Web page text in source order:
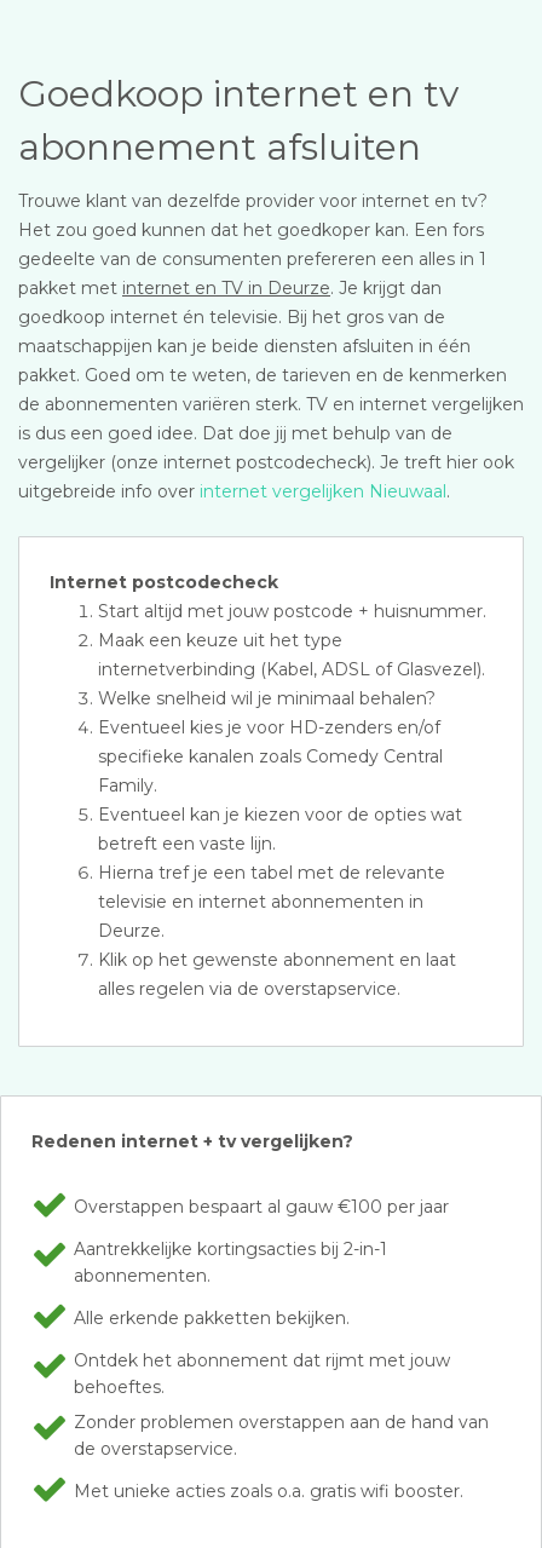
Goedkoop internet en tv
abonnement afsluiten
Trouwe klant van dezelfde provider voor internet en tv?
Het zou goed kunnen dat het goedkoper kan. Een fors
gedeelte van de consumenten prefereren een alles in 1
pakket met internet en TV in Deurze. Je krijgt dan
goedkoop internet én televisie. Bij het gros van de
maatschappijen kan je beide diensten afsluiten in één
pakket. Goed om te weten, de tarieven en de kenmerken
de abonnementen variëren sterk. TV en internet vergelijken
is dus een goed idee. Dat doe jij met behulp van de
vergelijker (onze internet postcodecheck). Je treft hier ook
uitgebreide info over internet vergelijken Nieuwaal.
Internet postcodecheck
Start altijd met jouw postcode + huisnummer.
Maak een keuze uit het type
internetverbinding (Kabel, ADSL of Glasvezel).
Welke snelheid wil je minimaal behalen?
Eventueel kies je voor HD-zenders en/of
specifieke kanalen zoals Comedy Central
Family.
Eventueel kan je kiezen voor de opties wat
betreft een vaste lijn.
Hierna tref je een tabel met de relevante
televisie en internet abonnementen in
Deurze.
Klik op het gewenste abonnement en laat
alles regelen via de overstapservice.
Redenen internet + tv vergelijken?
Overstappen bespaart al gauw €100 per jaar
Aantrekkelijke kortingsacties bij 2-in-1
abonnementen.
Alle erkende pakketten bekijken.
Ontdek het abonnement dat rijmt met jouw
behoeftes.
Zonder problemen overstappen aan de hand van
de overstapservice.
Met unieke acties zoals o.a. gratis wifi booster.